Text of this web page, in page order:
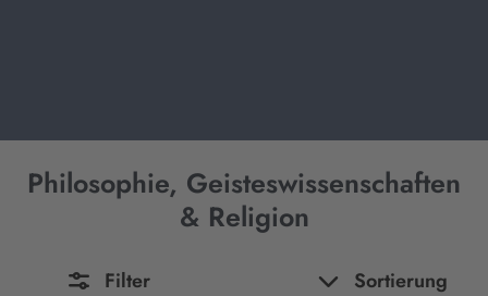
Philosophie, Geisteswissenschaften
& Religion
Filter Sortierung